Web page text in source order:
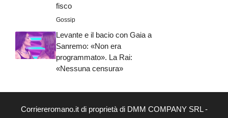
fisco
Gossip
Levante e il bacio con Gaia a
Sanremo: «Non era
programmato». La Rai:
«Nessuna censura»
Corriereromano.it di proprietà di DMM COMPANY SRL -